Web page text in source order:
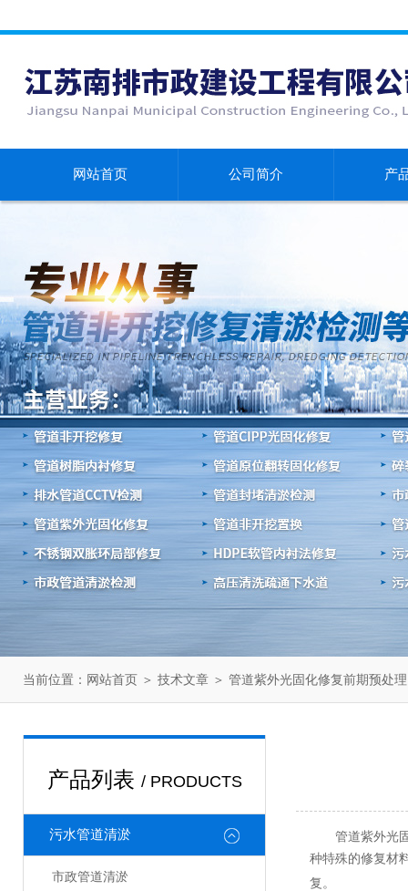
网站首页 公司简介 产
当前位置： 网站首页 ＞ 技术文章 ＞ 管道紫外光固化修复前期预处理
产品列表 / PRODUCTS
污水管道清淤
市政管道清淤
管道紫外光
种特殊的修复材
复。